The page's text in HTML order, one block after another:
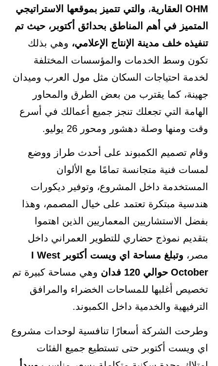
OHM العقارية
، والتي تتميز بموقعها الاستراتيجي
المتميز في أهم المناطق بحدائق أكتوبر، حيث تم
تنفيذه خلف مدينة الإنتاج الإعلامي، وهي بذلك
تكون وسط الخدمات والمؤسسات المختلفة
لخدمة احتياجات السكان مثل مول العرب وميدان
جهينة، كما يقترب من بعض الطرق والمحاور
الهامة التي تجعلك تنجز جميع أعمالك في أسرع
وقت ومنها وصلة دهشور ومحور 26 يوليو.
وقام تصميم الكمبوند على أحدث طراز ووضع
لمسات فنية متجانسة تمامًا مع الألوان
المستخدمة داخل المشروع، وتوفير ديكورات
هندسية مبتكرة تعتمد على خيال المصمم، وهذا
بفضل الاستشاريين المعماريين الذين اهتموا
بتقديم نموذج حضاري للتطوير العمراني داخل
مصر،
وتبلغ مساحة اي ويست أكتوبر I West
October حوالي 120 فدان
وهي مساحة كبيرة تم
تخصيص أغلبها للمساحات الخضراء والمرافق
الترفيهية والخدمية داخل الكمبوند.
وطرحت الشركة أسعارًا تنافسية لوحدات مشروع
اي ويست أكتوبر حتى تستطيع جميع الفئات